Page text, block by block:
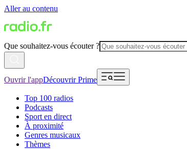
Aller au contenu
Que souhaitez-vous écouter ?
Ouvrir l'appDécouvrir Prime
Top 100 radios
Podcasts
Sport en direct
À proximité
Genres musicaux
Thèmes